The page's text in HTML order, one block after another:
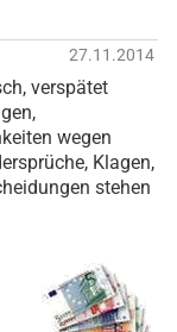
27.11.2014
verspätet
wegen
Klagen,
stehen